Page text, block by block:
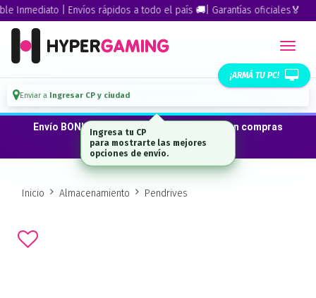
Inmediato | Envíos rápidos a todo el país 🚚| Garantías oficiales🏅
¡ARMÁ TU PC!
Enviar a Ingresar CP y ciudad
Envío BONIFICADO a CABA · GBA ·La Plata en compras
desde $300.000*
Inicio Almacenamiento Pendrives
Ingresa tu CP
para mostrarte las mejores
opciones de envío.